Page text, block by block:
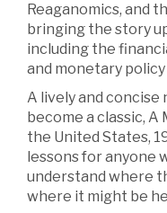
Reaganomics, and
bringing the story
including the
and monetary policy
A lively and
become a classic,
the United States,
lessons for anyone
understand where
where it might be